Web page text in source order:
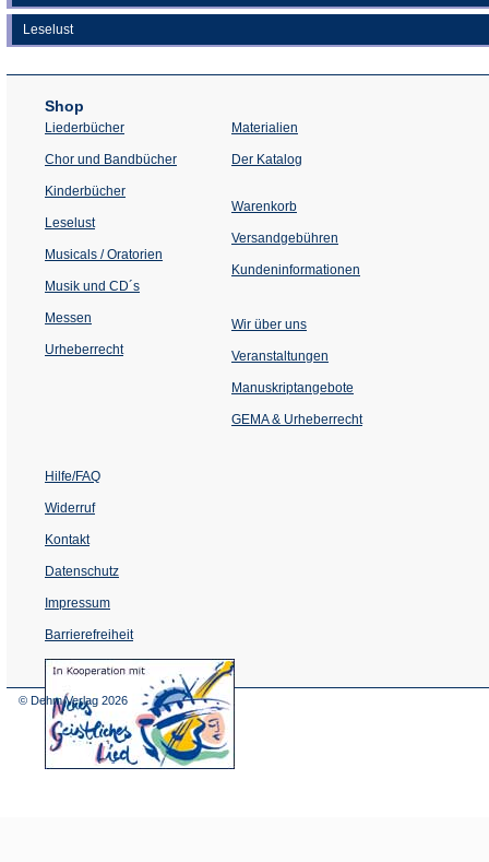
Leselust
Shop
Liederbücher
Chor und Bandbücher
Kinderbücher
Leselust
Musicals / Oratorien
Musik und CD´s
Messen
Urheberrecht
Materialien
Der Katalog
Warenkorb
Versandgebühren
Kundeninformationen
Wir über uns
Veranstaltungen
einem
Tab)
Manuskriptangebote
GEMA & Urheberrecht
Hilfe/FAQ
Widerruf
Kontakt
Datenschutz
Impressum
Barrierefreiheit
(Öffnet
in
© Dehm Verlag 2026